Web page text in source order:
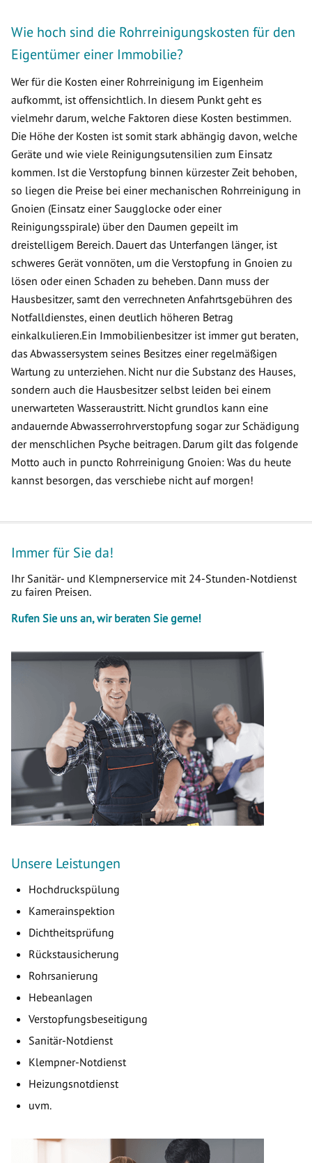
Wie hoch sind die Rohrreinigungskosten für den
Eigentümer einer Immobilie?
Wer für die Kosten einer Rohrreinigung im Eigenheim
aufkommt, ist offensichtlich. In diesem Punkt geht es
vielmehr darum, welche Faktoren diese Kosten bestimmen.
Die Höhe der Kosten ist somit stark abhängig davon, welche
Geräte und wie viele Reinigungsutensilien zum Einsatz
kommen. Ist die Verstopfung binnen kürzester Zeit behoben,
so liegen die Preise bei einer mechanischen Rohrreinigung in
Gnoien (Einsatz einer Saugglocke oder einer
Reinigungsspirale) über den Daumen gepeilt im
dreistelligem Bereich. Dauert das Unterfangen länger, ist
schweres Gerät vonnöten, um die Verstopfung in Gnoien zu
lösen oder einen Schaden zu beheben. Dann muss der
Hausbesitzer, samt den verrechneten Anfahrtsgebühren des
Notfalldienstes, einen deutlich höheren Betrag
einkalkulieren.Ein Immobilienbesitzer ist immer gut beraten,
das Abwassersystem seines Besitzes einer regelmäßigen
Wartung zu unterziehen. Nicht nur die Substanz des Hauses,
sondern auch die Hausbesitzer selbst leiden bei einem
unerwarteten Wasseraustritt. Nicht grundlos kann eine
andauernde Abwasserrohrverstopfung sogar zur Schädigung
der menschlichen Psyche beitragen. Darum gilt das folgende
Motto auch in puncto Rohrreinigung Gnoien: Was du heute
kannst besorgen, das verschiebe nicht auf morgen!
Immer für Sie da!
Ihr Sanitär- und Klempnerservice mit 24-Stunden-Notdienst
zu fairen Preisen.
Rufen Sie uns an, wir beraten Sie gerne!
Unsere Leistungen
Hochdruckspülung
Kamerainspektion
Dichtheitsprüfung
Rückstausicherung
Rohrsanierung
Hebeanlagen
Verstopfungsbeseitigung
Sanitär-Notdienst
Klempner-Notdienst
Heizungsnotdienst
uvm.